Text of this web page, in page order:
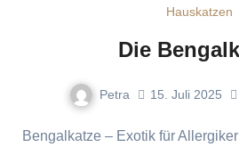
Hauskatzen
Die
Petra 15. Juli 2025
Bengalkatze – Exotik für Allergiker mit Abenteuerlust Die